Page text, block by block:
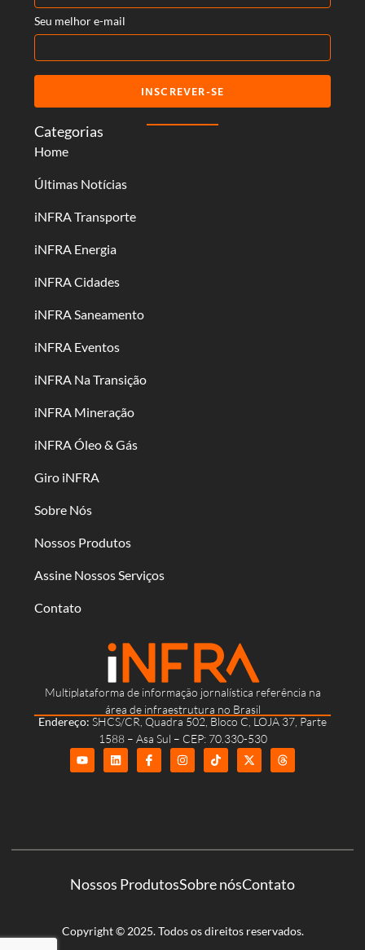
Multiplataforma de informação jornalística referência na
área de infraestrutura no Brasil
Endereço: SHCS/CR, Quadra 502, Bloco C, LOJA 37, Parte
1588 – Asa Sul – CEP: 70.330-530
Categorias
Home
Últimas Notícias
iNFRA Transporte
iNFRA Energia
iNFRA Cidades
iNFRA Saneamento
iNFRA Eventos
iNFRA Na Transição
iNFRA Mineração
iNFRA Óleo & Gás
Giro iNFRA
Sobre Nós
Nossos Produtos
Assine Nossos Serviços
Contato
Seu melhor e-mail
INSCREVER-SE
Nossos ProdutosSobre nósContato
Copyright © 2025. Todos os direitos reservados.